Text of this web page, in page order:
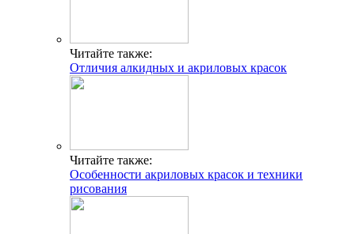
Читайте также:
Отличия алкидных и акриловых красок
Читайте также:
Особенности акриловых красок и техники
рисования